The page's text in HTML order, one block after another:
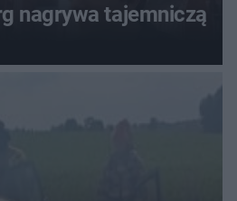
nagrywa tajemniczą